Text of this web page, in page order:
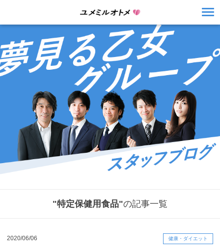
"特定保健用食品"の記事一覧
2020/06/06 健康・ダイエット